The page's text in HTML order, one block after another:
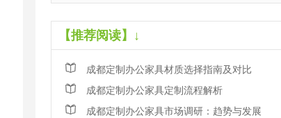
【推荐阅读】↓
成都定制办公家具材质选择指南及对比
成都定制办公家具定制流程解析
成都定制办公家具市场调研：趋势与发展